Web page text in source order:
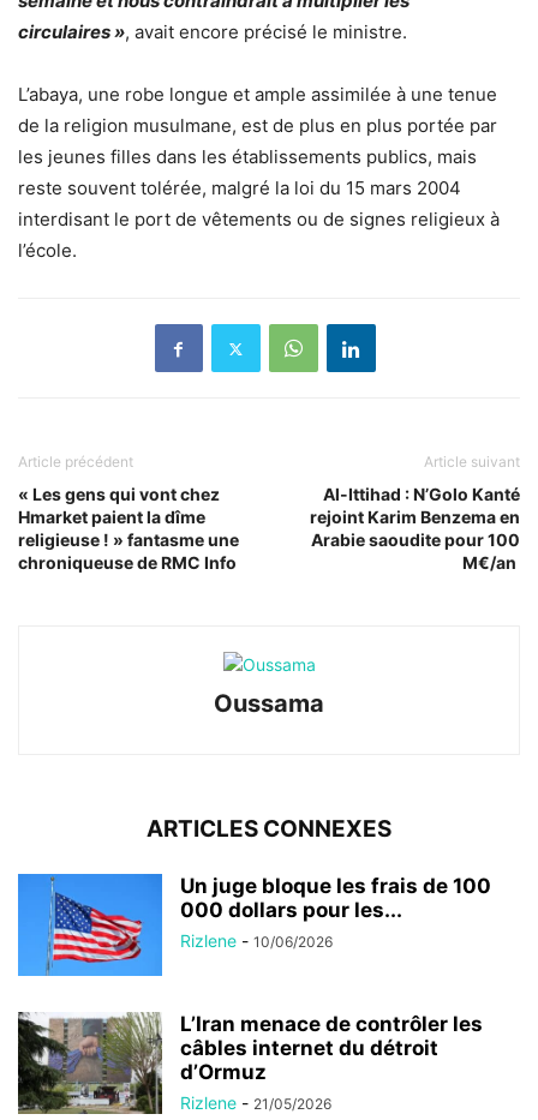
circulaires », avait encore précisé le ministre.
L’abaya, une robe longue et ample assimilée à une tenue
de la religion musulmane, est de plus en plus portée par
les jeunes filles dans les établissements publics, mais
reste souvent tolérée, malgré la loi du 15 mars 2004
interdisant le port de vêtements ou de signes religieux à
l’école.
Article précédent
« Les gens qui vont chez
Hmarket paient la dîme
religieuse ! » fantasme une
chroniqueuse de RMC Info
Article suivant
Al-Ittihad : N’Golo Kanté
rejoint Karim Benzema en
Arabie saoudite pour 100
M€/an
Oussama
ARTICLES CONNEXES
Un juge bloque les frais de 100
000 dollars pour les...
Rizlene - 10/06/2026
L’Iran menace de contrôler les
câbles internet du détroit
d’Ormuz
Rizlene - 21/05/2026